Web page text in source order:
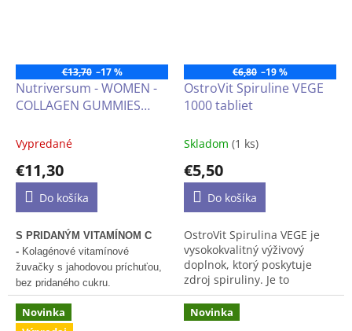
svoju hormonálnu
rovnováhu.
ktoré je na obrázku
€13,70 –17 %
Nutriversum - WOMEN -
COLLAGEN GUMMIES
medvedíky) s jahodovou
60ks
Vypredané
€11,30
Do košíka
S PRIDANÝM VITAMÍNOM C
- Kolagénové vitamínové
žuvačky s jahodovou príchuťou,
bez pridaného cukru.
€6,80 –19 %
OstroVit Spiruline VEGE
1000 tabliet
Skladom (1 ks)
€5,50
Do košíka
OstroVit Spirulina VEGE je
vysokokvalitný výživový
doplnok, ktorý poskytuje
zdroj spiruliny. Je to
vegánska príprava dostupná
vo forme ľahko
prehĺtateľných tabliet. Je to
Novinka
Novinka